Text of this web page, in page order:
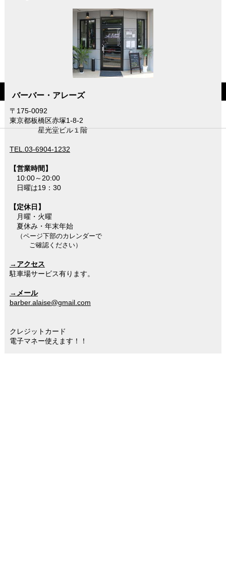
バーバー・アレーズ
〒175-0092
東京都板橋区赤塚1-8-2
星光堂ビル１階
TEL.03-6904-1232
【営業時間】
10:00～20:00
日曜は19：30
【定休日】
月曜・火曜
夏休み・年末年始
（ページ下部のカレンダーで
ご確認ください）
→アクセス
駐車場サービス有ります。
→メール
barber.alaise@gmail.com
クレジットカード
電子マネー使えます！！
お問い合わせ・ご意見・ご要望はメールでもお受けいたします。
WEB予約だけではなく、メールやLINEでのご予約も可能です。
（メールやLINEの場合は、こちらからの確認メールにてご予約を確定させていただきま
す。
忙しくて確認できない場合もございます。返信が来ないときは
お手数ですがお電話いただけるようお願いいたします。）
barber.alaise@gmail.com
copyright©2017 Barber A l'aise all rights reserved.